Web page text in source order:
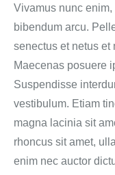
Vivamus nunc
bibendum arcu.
senectus et netus et
Maecenas posuere
Suspendisse
vestibulum. Etiam
magna lacinia sit
rhoncus sit amet,
enim nec auctor